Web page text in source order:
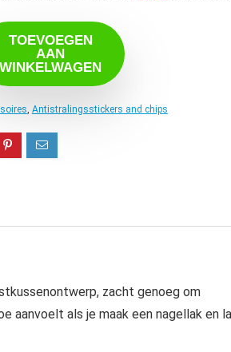
TOEVOEGEN
AAN
WINKELWAGEN
, Antistralingsstickers and chips
zacht genoeg om
aanvoelt als je maak een nagellak en